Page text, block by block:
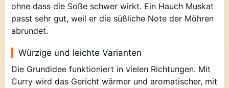
ohne dass die Soße schwer wirkt. Ein Hauch Muskat
passt sehr gut, weil er die süßliche Note der Möhren
abrundet.
Würzige und leichte Varianten
Die Grundidee funktioniert in vielen Richtungen. Mit
Curry wird das Gericht wärmer und aromatischer, mit